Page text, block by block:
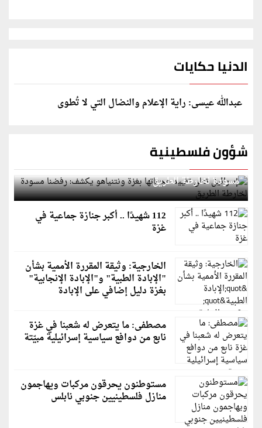
الدنيا حكايات
عبدالله عيسى: راية الإعلام والنضال التي لا تُطوى
شؤون فلسطينية
إسرائيل تعلن تقييد هجماتها بغزة ونتنياهو يكشف: رفضنا
مسودة لخارطة الطريق
112 شهيدًا .. أكبر جنازة جماعية في
غزة
الخارجية: وثيقة المقررة الأممية بشأن
"الإبادة الطبية" و"الإبادة الإنجابية"
بغزة دليل إضافي على الإبادة
مصطفى: ما يتعرض له شعبنا في غزة
نابع من دوافع سياسية إسرائيلية مبيّتة
مستوطنون يحرقون مركبات ويهاجمون
منازل فلسطينيين جنوبي نابلس